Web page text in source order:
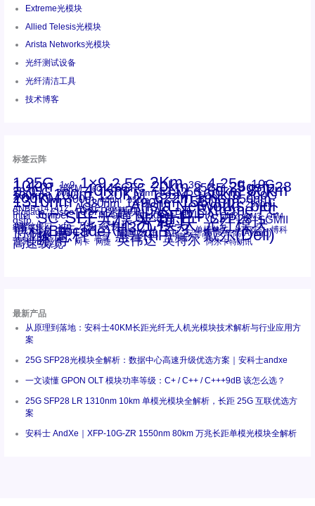
Extreme光模块
Allied Telesis光模块
Arista Networks光模块
光纤测试设备
光纤清洁工具
技术博客
标签云阵
1.25G 1x9 1×9 2.5G 2Km 3G 4.25g 10G
10km 15KM 16G 16GFC 20km 25GE 25gsfp28
28.05G 30km 40Km 50m 53.125G 60km 80km
100km 100m 120KM 155M 160km 200G
200KM 300m 400m 550m 622m 800G 850nm
1310nm 1330nm 1490nm 1550nm 2500m
ANBR-1414TZ AOC Arista Arista Networks bidi
Brocade Cisco CSFP光模块 DAC Dell Extreme FC
Intel Juniper LC MPO-LC Netgear NVIDIA OM2 OM3 OM4
qsfp SC SFF光模块 SFP+ SFP28 SGMII
st螺纹接口 xfp 万兆 交换机 光模块 光纤模块
千兆光模块 华三 华三(H3C) 华为 单模单芯 单模双芯 博科
博科(Brocade) 博通 友讯 多模 安华高 安华高(Avago)
工业级 思科 惠普 惠普(HP) 戴尔 戴尔(Dell)
百兆 瞻博 网卡 网捷 英伟达 英特尔 阿尔卡特朗讯
高速线缆
最新产品
从原理到落地：安科士40KM长距光纤无人机光模块技术解析与行业应用方
案
25G SFP28光模块全解析：数据中心高速升级优选方案｜安科士andxe
一文读懂 GPON OLT 模块功率等级：C+ / C++ / C+++9dB 该怎么选？
25G SFP28 LR 1310nm 10km 单模光模块全解析，长距 25G 互联优选方
案
安科士 AndXe｜XFP-10G-ZR 1550nm 80km 万兆长距单模光模块全解析